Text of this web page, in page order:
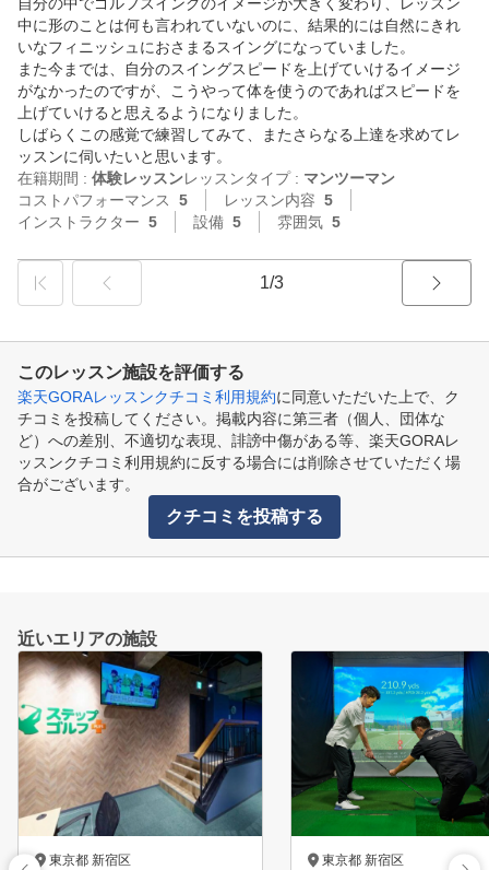
中に形のことは何も言われていないのに、結果的には自然にきれ
いなフィニッシュにおさまるスイングになっていました。
また今までは、自分のスイングスピードを上げていけるイメージ
がなかったのですが、こうやって体を使うのであればスピードを
上げていけると思えるようになりました。
しばらくこの感覚で練習してみて、またさらなる上達を求めてレ
ッスンに伺いたいと思います。
在籍期間 : 体験レッスンレッスンタイプ : マンツーマン
コストパフォーマンス
5 レッスン内容 5
インストラクター 5 設備 5 雰囲気 5
1/3
このレッスン施設を評価する
楽天GORAレッスンクチコミ利用規約に同意いただいた上で、ク
チコミを投稿してください。掲載内容に第三者（個人、団体な
ど）への差別、不適切な表現、誹謗中傷がある等、楽天GORAレ
ッスンクチコミ利用規約に反する場合には削除させていただく場
合がございます。
クチコミを投稿する
近いエリアの施設
東京都 新宿区 東京都 新宿区